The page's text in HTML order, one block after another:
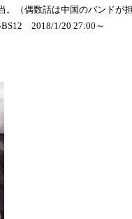
（偶数話は中国のバンドが担
2018/1/20 27:00～